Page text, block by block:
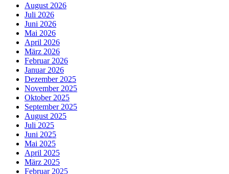
August 2026
Juli 2026
Juni 2026
Mai 2026
April 2026
März 2026
Februar 2026
Januar 2026
Dezember 2025
November 2025
Oktober 2025
September 2025
August 2025
Juli 2025
Juni 2025
Mai 2025
April 2025
März 2025
Februar 2025